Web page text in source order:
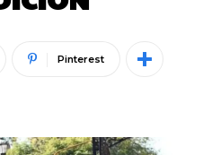
Pinterest